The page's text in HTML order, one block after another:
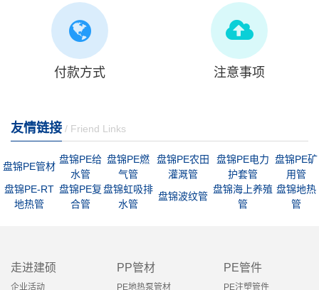
付款方式 注意事项
友情链接 / Friend Links
盘锦PE管材
盘锦PE给
水管
盘锦PE燃
气管
盘锦PE农田
灌溉管
盘锦PE电力
护套管
盘锦PE矿
用管
盘锦PE-RT
地热管
盘锦PE复
合管
盘锦虹吸排
水管
盘锦波纹管
盘锦海上养殖
管
盘锦地热
管
走进建硕
企业活动
PP管材
PE地热泵管材
PE管件
PE注塑管件